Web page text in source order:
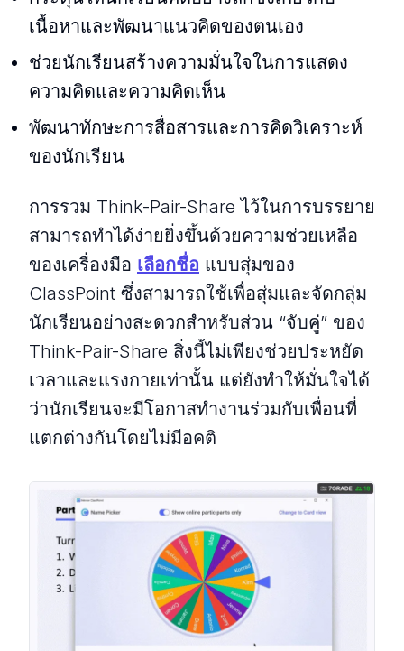
เนื้อหาและพัฒนาแนวคิดของตนเอง
ช่วยนักเรียนสร้างความมั่นใจในการแสดง
ความคิดและความคิดเห็น
พัฒนาทักษะการสื่อสารและการคิดวิเคราะห์
ของนักเรียน
การรวม Think-Pair-Share ไว้ในการบรรยาย
สามารถทำได้ง่ายยิ่งขึ้นด้วยความช่วยเหลือ
ของเครื่องมือ เลือกชื่อ แบบสุ่มของ
ClassPoint ซึ่งสามารถใช้เพื่อสุ่มและจัดกลุ่ม
นักเรียนอย่างสะดวกสำหรับส่วน “จับคู่” ของ
Think-Pair-Share สิ่งนี้ไม่เพียงช่วยประหยัด
เวลาและแรงกายเท่านั้น แต่ยังทำให้มั่นใจได้
ว่านักเรียนจะมีโอกาสทำงานร่วมกับเพื่อนที่
แตกต่างกันโดยไม่มีอคติ